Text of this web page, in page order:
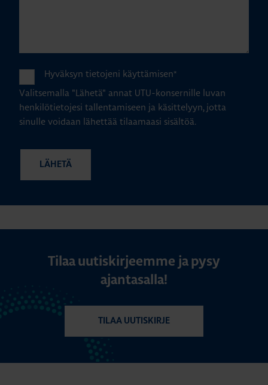
Hyväksyn tietojeni käyttämisen*
Valitsemalla "Lähetä" annat UTU-konsernille luvan
henkilötietojesi tallentamiseen ja käsittelyyn, jotta
sinulle voidaan lähettää tilaamaasi sisältöä.
Tilaa uutiskirjeemme ja pysy
ajantasalla!
TILAA UUTISKIRJE